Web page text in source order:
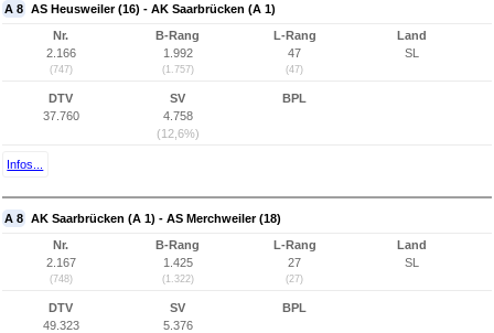
A 8 AS Heusweiler (16) - AK Saarbrücken (A 1)
Nr.
2.166
(747)
B-Rang
1.992
(1.757)
L-Rang
47
(47)
Land
SL
DTV
37.760
SV
4.758
(12,6%)
BPL
Infos...
A 8 AK Saarbrücken (A 1) - AS Merchweiler (18)
Nr.
2.167
(748)
B-Rang
1.425
(1.322)
L-Rang
27
(27)
Land
SL
DTV
49.323
SV
5.376
BPL